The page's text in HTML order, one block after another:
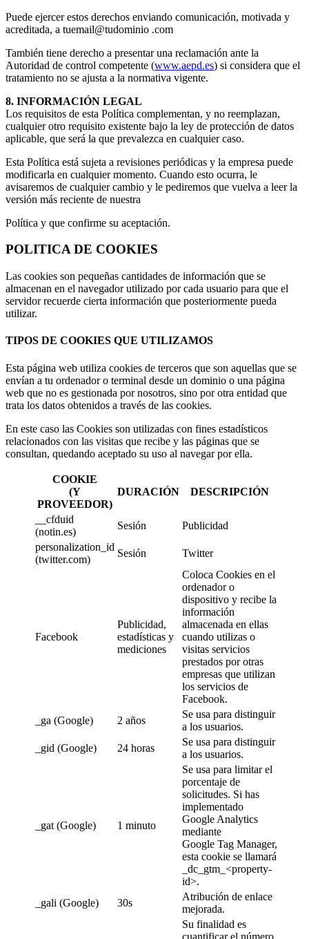
Puede ejercer estos derechos enviando comunicación, motivada y
acreditada, a tuemail@tudominio .com
También tiene derecho a presentar una reclamación ante la
Autoridad de control competente (www.aepd.es) si considera que el
tratamiento no se ajusta a la normativa vigente.
8. INFORMACIÓN LEGAL
Los requisitos de esta Política complementan, y no reemplazan,
cualquier otro requisito existente bajo la ley de protección de datos
aplicable, que será la que prevalezca en cualquier caso.
Esta Política está sujeta a revisiones periódicas y la empresa puede
modificarla en cualquier momento. Cuando esto ocurra, le
avisaremos de cualquier cambio y le pediremos que vuelva a leer la
versión más reciente de nuestra
Política y que confirme su aceptación.
POLITICA DE COOKIES
Las cookies son pequeñas cantidades de información que se
almacenan en el navegador utilizado por cada usuario para que el
servidor recuerde cierta información que posteriormente pueda
utilizar.
TIPOS DE COOKIES QUE UTILIZAMOS
Esta página web utiliza cookies de terceros que son aquellas que se
envían a tu ordenador o terminal desde un dominio o una página
web que no es gestionada por nosotros, sino por otra entidad que
trata los datos obtenidos a través de las cookies.
En este caso las Cookies son utilizadas con fines estadísticos
relacionados con las visitas que recibe y las páginas que se
consultan, quedando aceptado su uso al navegar por ella.
COOKIE
(Y
PROVEEDOR)
DURACIÓN DESCRIPCIÓN
__cfduid
(notin.es)
Sesión
Publicidad
personalization_id
(twitter.com)
Sesión Twitter
Facebook
Publicidad,
estadísticas y
mediciones
Coloca Cookies en el
ordenador o
dispositivo y recibe la
información
almacenada en ellas
cuando utilizas o
visitas servicios
prestados por otras
empresas que utilizan
los servicios de
Facebook.
_ga (Google)
2 años
Se usa para distinguir
a los usuarios.
_gid (Google)
24 horas
Se usa para distinguir
a los usuarios.
_gat (Google) 1 minuto
Se usa para limitar el
porcentaje de
solicitudes. Si has
implementado
Google Analytics
mediante
Google Tag Manager,
esta cookie se llamará
_dc_gtm_<property-
id>.
_gali (Google)
30s
Atribución de enlace
mejorada.
Su finalidad es
cuantificar el número